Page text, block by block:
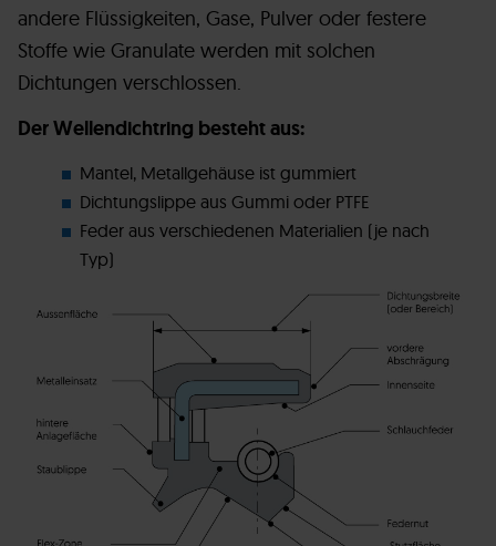
andere Flüssigkeiten, Gase, Pulver oder festere
Stoffe wie Granulate werden mit solchen
Dichtungen verschlossen.
Der Wellendichtring besteht aus:
Mantel, Metallgehäuse ist gummiert
Dichtungslippe aus Gummi oder PTFE
Feder aus verschiedenen Materialien (je nach
Typ)